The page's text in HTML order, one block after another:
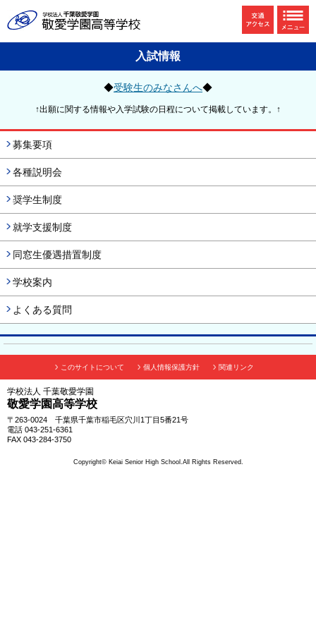
入試情報
◆受験生のみなさんへ◆
↑出願に関する情報や入学試験の日程について掲載しています。↑
募集要項
各種説明会
奨学生制度
就学支援制度
同窓生優遇措置制度
学校案内
よくある質問
このサイトについて 個人情報保護方針 関連リンク
学校法人 千葉敬愛学園
敬愛学園高等学校
〒263-0024 千葉県千葉市稲毛区穴川1丁目5番21号
電話 043-251-6361
FAX 043-284-3750
Copyright© Keiai Senior High School.All Rights Reserved.